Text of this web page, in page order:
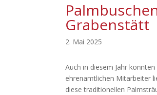
Grabenstätt
2. Mai 2025
Auch in diesem Jahr
ehrenamtlichen Mitarbeiter
diese traditionellen